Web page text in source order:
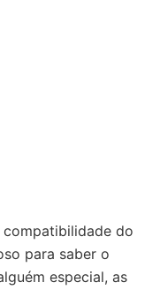
do
para saber o
especial, as